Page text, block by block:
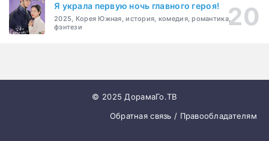
Я украла первую ночь главного героя!
2025, Корея Южная, история, комедия, романтика,
фэнтези
© 2025 ДорамаГо.ТВ
Обратная связь / Правообладателям